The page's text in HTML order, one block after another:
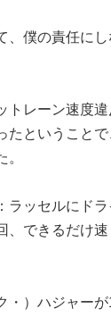
、僕の責任に
トレーン速度
たということ
ラッセルにド
、できるだけ
・）ハジャー